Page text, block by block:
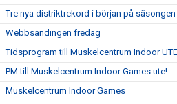
Tre nya distriktrekord i början på säsongen
Webbsändingen fredag
Tidsprogram till Muskelcentrum Indoor
PM till Muskelcentrum Indoor Games ute!
Muskelcentrum Indoor Games